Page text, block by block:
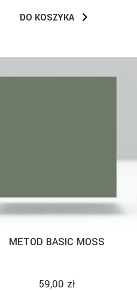
DO KOSZYKA
METOD BASIC MOSS
59,00 zł